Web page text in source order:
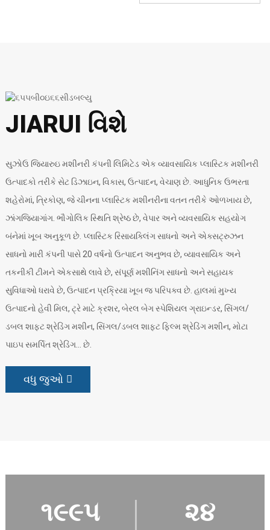
JIARUI વિશે
સુઝોઉ જિયારુઇ મશીનરી કંપની લિમિટેડ એક વ્યાવસાયિક પ્લાસ્ટિક મશીનરી
ઉત્પાદકો તરીકે સેટ ડિઝાઇન, વિકાસ, ઉત્પાદન, વેચાણ છે. આધુનિક ઉભરતા
શહેરોમાં, ત્રિકોણ, જે ચીનના પ્લાસ્ટિક મશીનરીના વતન તરીકે ઓળખાય છે,
ઝાંગજિયાગાંગ. ભૌગોલિક સ્થિતિ શ્રેષ્ઠ છે, વેપાર અને વ્યવસાયિક સહયોગ
બંનેમાં ખૂબ અનુકૂળ છે. પ્લાસ્ટિક રિસાયક્લિંગ સાધનો અને એક્સટ્રુઝન
સાધનો મારી કંપની પાસે 20 વર્ષનો ઉત્પાદન અનુભવ છે, વ્યાવસાયિક અને
તકનીકી ટીમને એકસાથે લાવે છે, સંપૂર્ણ મશીનિંગ સાધનો અને સહાયક
સુવિધાઓ ધરાવે છે, ઉત્પાદન પ્રક્રિયા ખૂબ જ પરિપક્વ છે. હાલમાં મુખ્ય
ઉત્પાદનો હેવી મિલ, ટ્રે માટે ક્રશર, બેરલ બેગ સ્પેશિયલ ગ્રાઇન્ડર, સિંગલ/
ડબલ શાફ્ટ શ્રેડિંગ મશીન, સિંગલ/ડબલ શાફ્ટ ફિલ્મ શ્રેડિંગ મશીન, મોટા
પાઇપ સમર્પિત શ્રેડિંગ... છે.
વધુ જુઓ
૧૯૯૫ ૨૪